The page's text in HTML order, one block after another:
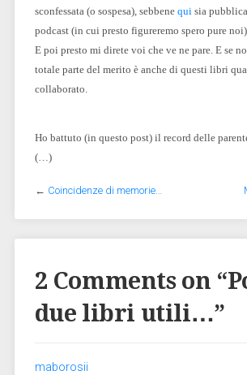
sconfessata (o sospesa), sebbene quisia
podcast (in cui presto figureremo spero pure
E poi presto mi direte voi che ve ne pare. E se
totale parte del merito è anche di questi libri
collaborato.
Ho battuto (in questo post) il record delle
(…)
← Coincidenze di memorie…
2 Comments on “
due libri utili…”
maborosii